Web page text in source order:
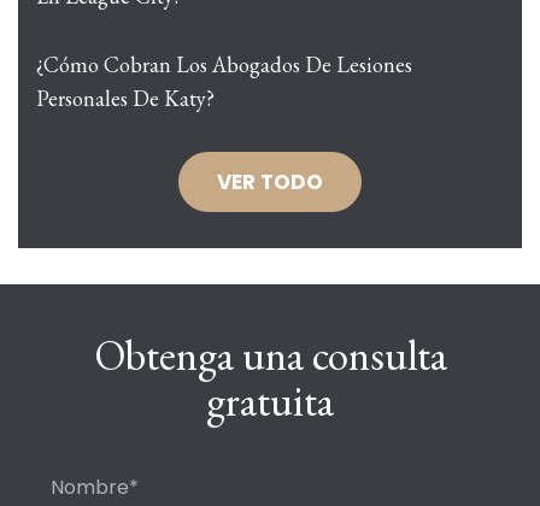
¿Cómo Cobran Los Abogados De Lesiones
Personales De Katy?
VER TODO
Obtenga una consulta
gratuita